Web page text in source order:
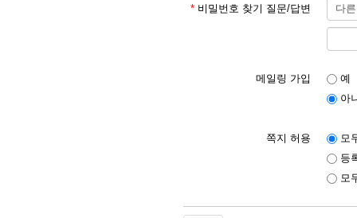
* 비밀번호 찾기 질문/답변
메일링 가입
예
아
쪽지 허용
모
등
모